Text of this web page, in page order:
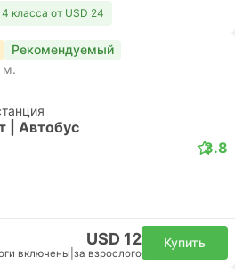
класса от USD 24
Рекомендуемый
м.
| Автобус
3.8
USD 12
включены за взрослого
Купить